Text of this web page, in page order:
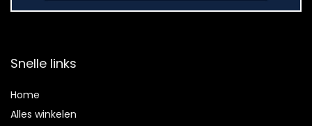
Snelle links
Home
Alles winkelen